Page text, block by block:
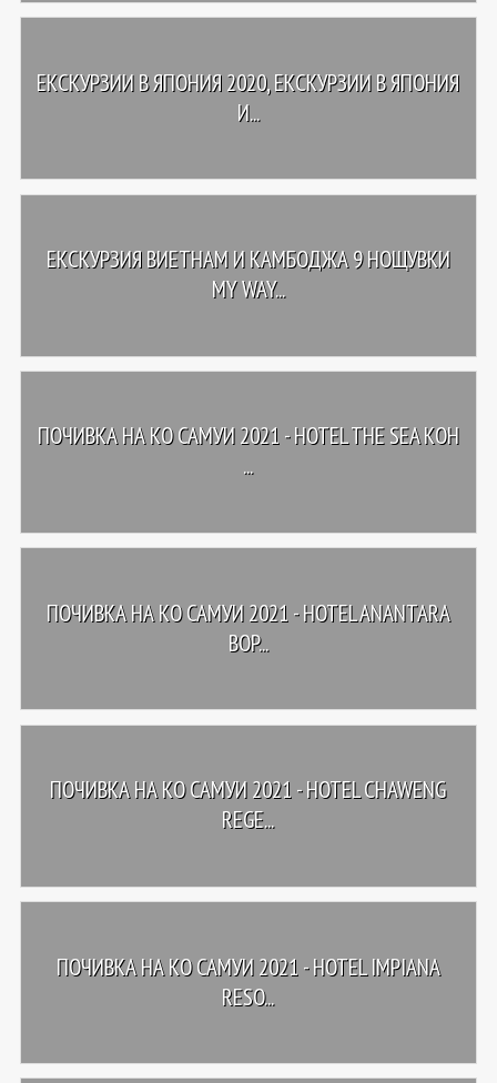
ЕКСКУРЗИИ В ЯПОНИЯ 2020, ЕКСКУРЗИИ В ЯПОНИЯ
И...
ЕКСКУРЗИЯ ВИЕТНАМ И КАМБОДЖА 9 НОЩУВКИ
MY WAY...
ПОЧИВКА НА КО САМУИ 2021 - HOTEL THE SEA KOH
...
ПОЧИВКА НА КО САМУИ 2021 - HOTEL ANANTARA
BOP...
ПОЧИВКА НА КО САМУИ 2021 - HOTEL CHAWENG
REGE...
ПОЧИВКА НА КО САМУИ 2021 - HOTEL IMPIANA
RESO...